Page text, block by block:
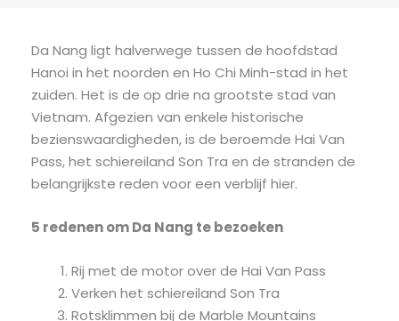
Da Nang ligt halverwege tussen de hoofdstad
Hanoi in het noorden en Ho Chi Minh-stad in het
zuiden. Het is de op drie na grootste stad van
Vietnam. Afgezien van enkele historische
bezienswaardigheden, is de beroemde Hai Van
Pass, het schiereiland Son Tra en de stranden de
belangrijkste reden voor een verblijf hier.
5 redenen om Da Nang te bezoeken
Rij met de motor over de Hai Van Pass
Verken het schiereiland Son Tra
Rotsklimmen bij de Marble Mountains